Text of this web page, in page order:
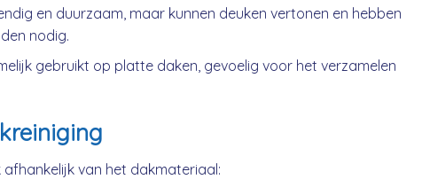
en duurzaam, maar kunnen deuken vertonen en hebben
nodig.
gebruikt op platte daken, gevoelig voor het verzamelen
van het dakmateriaal: